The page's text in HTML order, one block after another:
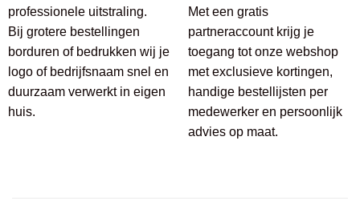
professionele uitstraling.
Bij grotere bestellingen
borduren of bedrukken wij je
logo of bedrijfsnaam snel en
duurzaam verwerkt in eigen
huis.
Met een gratis
partneraccount krijg je
toegang tot onze webshop
met exclusieve kortingen,
handige bestellijsten per
medewerker en persoonlijk
advies op maat.